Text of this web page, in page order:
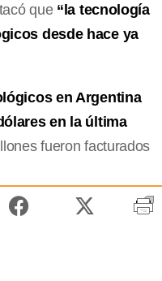
que “la tecnología
desde hace ya
en Argentina
en la última
fueron facturados